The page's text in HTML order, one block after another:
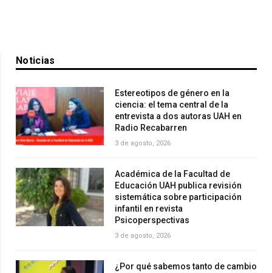
Noticias
Estereotipos de género en la
ciencia: el tema central de la
entrevista a dos autoras UAH en
Radio Recabarren
3 de agosto, 2026
Académica de la Facultad de
Educación UAH publica revisión
sistemática sobre participación
infantil en revista
Psicoperspectivas
3 de agosto, 2026
¿Por qué sabemos tanto de cambio